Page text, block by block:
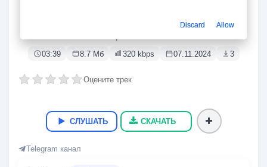
03:39 8.7 Мб 320 kbps 07.11.2024 3
Оцените трек
СЛУШАТЬ СКАЧАТЬ
Telegram канал
Discard Allow